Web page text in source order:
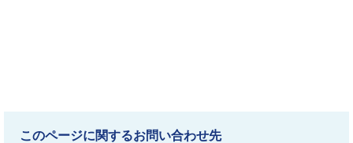
このページに関するお問い合わせ先